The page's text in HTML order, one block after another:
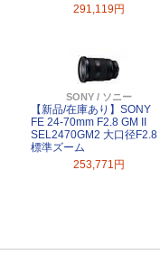
291,119円
SONY / ソニー
【新品/在庫あり】SONY
FE 24-70mm F2.8 GM II
SEL2470GM2 大口径F2.8
標準ズーム
253,771円